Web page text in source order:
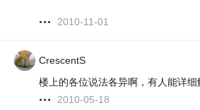
2010-11-01
CrescentS
楼上的各位说法各异啊，有人能详细
2010-05-18